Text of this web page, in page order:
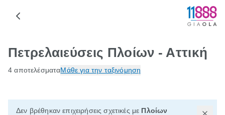
Πετρελαιεύσεις Πλοίων - Αττική
4 αποτελέσματαΜάθε για την ταξινόμηση
Δεν βρέθηκαν επιχειρήσεις σχετικές με Πλοίων